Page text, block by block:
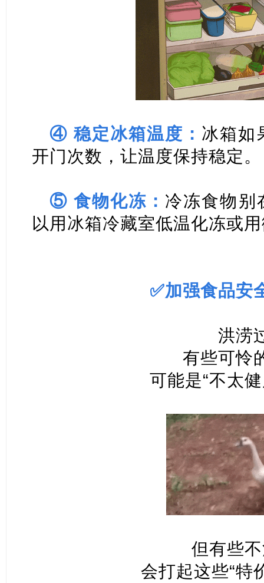
④ 稳定冰箱温度： 冰箱如
开门次数，让温度保持稳定。
⑤ 食物化冻： 冷冻食物别
以用冰箱冷藏室低温化冻或
✅加强食品安
洪涝
有些可怜
可能是“不太
但有些
会打起这些“特